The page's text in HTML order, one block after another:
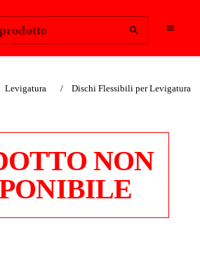
Levigatura Dischi Flessibili per Levigatura
NON